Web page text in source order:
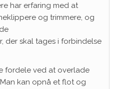
har erfaring med at
og trimmere, og
der skal tages i forbindelse
fordele ved at overlade
kan opnå et flot og